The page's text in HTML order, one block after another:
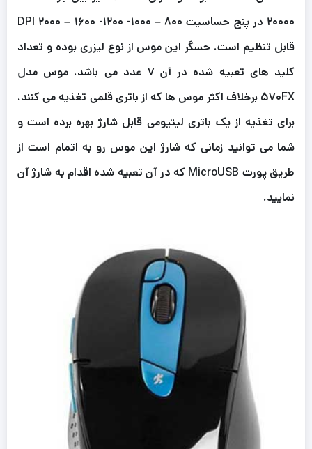
۲۰۰۰۰ در پنج حساسیت ۸۰۰ – ۱۰۰۰- ۱۲۰۰- ۱۶۰۰ – ۲۰۰۰ DPI
قابل تنظیم است. حسگر این موس از نوع لیزری بوده و تعداد
کلید های تعبیه شده در آن ۷ عدد می باشد. موس مدل
۵۷۰FX برخلاف اکثر موس ها که از باتری قلمی تغذیه می کنند،
برای تغذیه از یک باتری لیتیومی قابل شارژ بهره برده است و
شما می توانید زمانی که شارژ این موس رو به اتمام است از
طریق پورت MicroUSB که در آن تعبیه شده اقدام به شارژ آن
نمایید.